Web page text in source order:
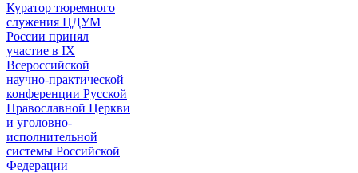
Куратор тюремного
служения ЦДУМ
России принял
участие в IX
Всероссийской
научно-практической
конференции Русской
Православной Церкви
и уголовно-
исполнительной
системы Российской
Федерации